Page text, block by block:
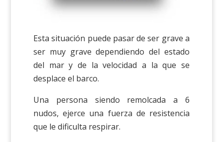
Esta situación puede pasar de ser grave a
ser muy grave dependiendo del estado
del mar y de la velocidad a la que se
desplace el barco.
Una persona siendo remolcada a 6
nudos, ejerce una fuerza de resistencia
que le dificulta respirar.